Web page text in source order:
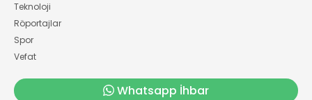
Teknoloji
Röportajlar
Spor
Vefat
Whatsapp İhbar